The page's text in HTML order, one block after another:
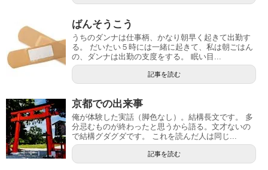
ばんそうこう
うちのダンナは仕事柄、かなり朝早く起きて出勤す
る。 だいたい５時には一緒に起きて、私は朝ごはん
の、ダンナは出勤の支度をする。 眠い目...
記事を読む
京都での出来事
俺が体験した実話（脚色なし）。結構長文です。 多
分忌むものが終わったと思うから語る。文才ないの
で結構グダグダです。 これを読んだ人は同じ...
記事を読む